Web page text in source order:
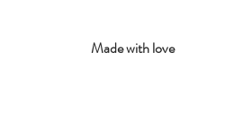
Made with love